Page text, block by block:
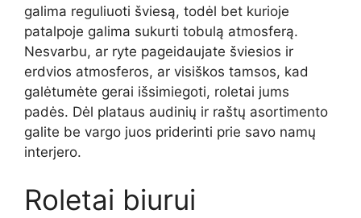
galima reguliuoti šviesą, todėl bet kurioje
patalpoje galima sukurti tobulą atmosferą.
Nesvarbu, ar ryte pageidaujate šviesios ir
erdvios atmosferos, ar visiškos tamsos, kad
galėtumėte gerai išsimiegoti, roletai jums
padės. Dėl plataus audinių ir raštų asortimento
galite be vargo juos priderinti prie savo namų
interjero.
Roletai biurui